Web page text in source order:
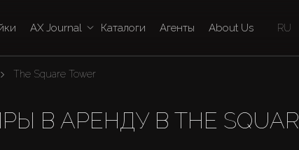
AX Journal Каталоги Агенты About Us RU
The Square Tower
В АРЕНДУ В THE